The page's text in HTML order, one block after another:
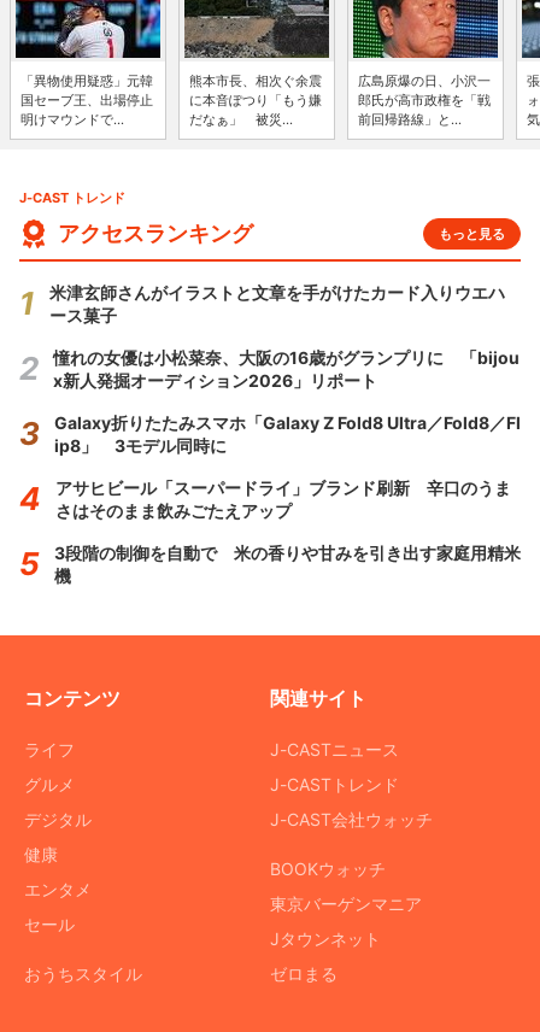
「異物使用疑惑」元韓
国セーブ王、出場停止
明けマウンドで...
熊本市長、相次ぐ余震
に本音ぽつり「もう嫌
だなぁ」 被災...
広島原爆の日、小沢一
郎氏が高市政権を「戦
前回帰路線」と...
J-CAST トレンド
アクセスランキング もっと見る
米津玄師さんがイラストと文章を手がけたカード入りウエハ
ース菓子
憧れの女優は小松菜奈、大阪の16歳がグランプリに 「bijou
x新人発掘オーディション2026」リポート
Galaxy折りたたみスマホ「Galaxy Z Fold8 Ultra／Fold8／Fl
ip8」 3モデル同時に
アサヒビール「スーパードライ」ブランド刷新 辛口のうま
さはそのまま飲みごたえアップ
3段階の制御を自動で 米の香りや甘みを引き出す家庭用精米
機
コンテンツ
ライフ
グルメ
デジタル
健康
エンタメ
セール
おうちスタイル
関連サイト
J-CASTニュース
J-CASTトレンド
J-CAST会社ウォッチ
BOOKウォッチ
東京バーゲンマニア
Jタウンネット
ゼロまる